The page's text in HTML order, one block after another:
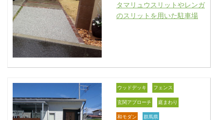
タマリュウスリットやレンガ
のスリットを用いた駐車場
ウッドデッキ フェンス
玄関アプローチ 庭まわり
和モダン 群馬県